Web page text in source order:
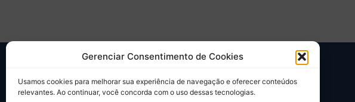
Gerenciar Consentimento de Cookies
Usamos cookies para melhorar sua experiência de navegação e oferecer conteúdos
relevantes. Ao continuar, você concorda com o uso dessas tecnologias.
SOBRE NÓS